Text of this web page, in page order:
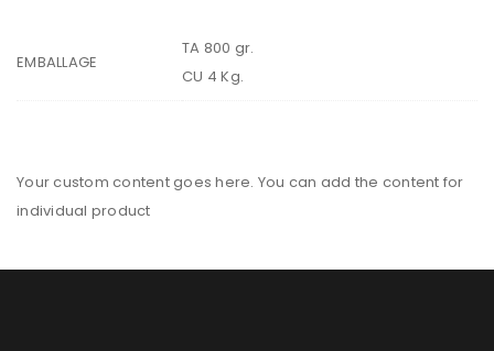
EMBALLAGE
TA 800 gr.
CU 4 Kg.
Your custom content goes here. You can add the content for
individual product